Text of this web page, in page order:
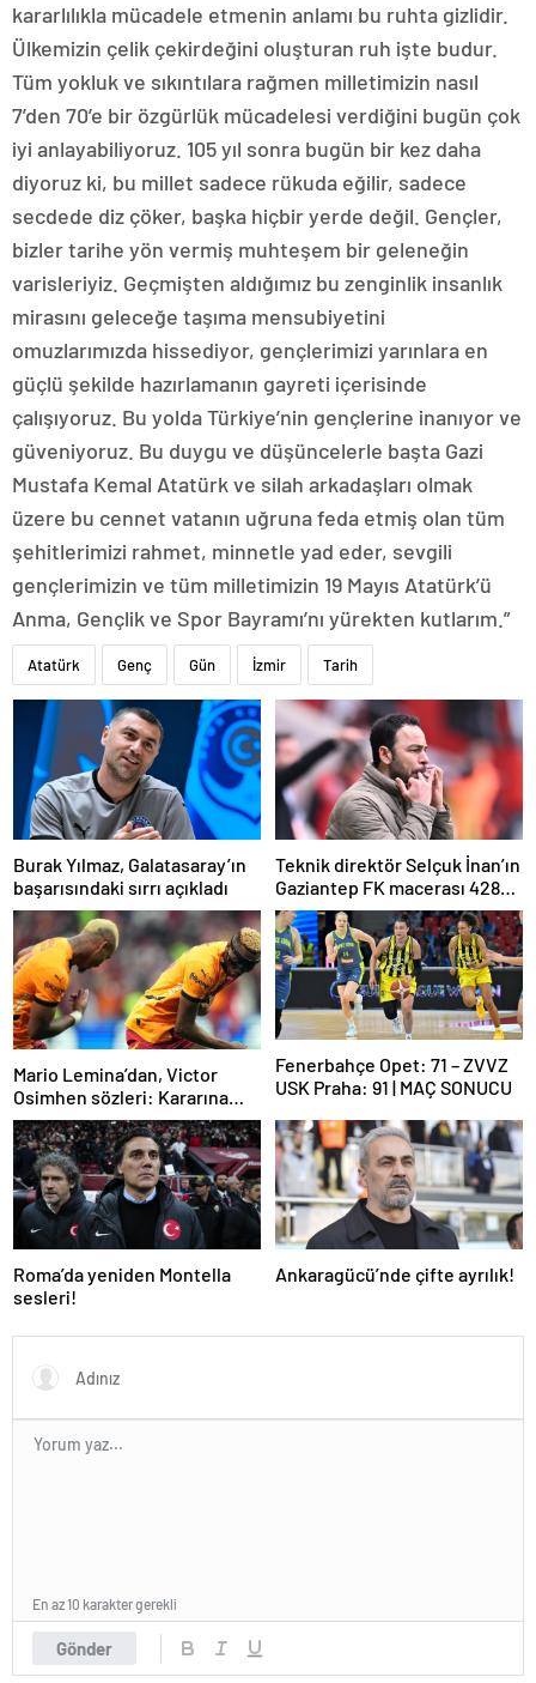
kararlılıkla mücadele etmenin anlamı bu ruhta gizlidir.
Ülkemizin çelik çekirdeğini oluşturan ruh işte budur.
Tüm yokluk ve sıkıntılara rağmen milletimizin nasıl
7’den 70’e bir özgürlük mücadelesi verdiğini bugün çok
iyi anlayabiliyoruz. 105 yıl sonra bugün bir kez daha
diyoruz ki, bu millet sadece rükuda eğilir, sadece
secdede diz çöker, başka hiçbir yerde değil. Gençler,
bizler tarihe yön vermiş muhteşem bir geleneğin
varisleriyiz. Geçmişten aldığımız bu zenginlik insanlık
mirasını geleceğe taşıma mensubiyetini
omuzlarımızda hissediyor, gençlerimizi yarınlara en
güçlü şekilde hazırlamanın gayreti içerisinde
çalışıyoruz. Bu yolda Türkiye’nin gençlerine inanıyor ve
güveniyoruz. Bu duygu ve düşüncelerle başta Gazi
Mustafa Kemal Atatürk ve silah arkadaşları olmak
üzere bu cennet vatanın uğruna feda etmiş olan tüm
şehitlerimizi rahmet, minnetle yad eder, sevgili
gençlerimizin ve tüm milletimizin 19 Mayıs Atatürk’ü
Anma, Gençlik ve Spor Bayramı’nı yürekten kutlarım.”
Atatürk Genç Gün İzmir Tarih
Burak Yılmaz, Galatasaray’ın
başarısındaki sırrı açıkladı
Teknik direktör Selçuk İnan’ın
Gaziantep FK macerası 428
gün sürdü
Mario Lemina’dan, Victor
Osimhen sözleri: Kararına
saygı göstermeliyiz
Fenerbahçe Opet: 71 – ZVVZ
USK Praha: 91 | MAÇ SONUCU
Roma’da yeniden Montella
sesleri!
Ankaragücü’nde çifte ayrılık!
Gönder
En az 10 karakter gerekli